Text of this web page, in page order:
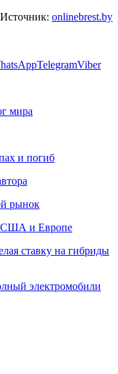
Источник: onlinebrest.by
TelegramViber
мира
и погиб
рынок
США и Европе
ставку на гибриды
электромобили